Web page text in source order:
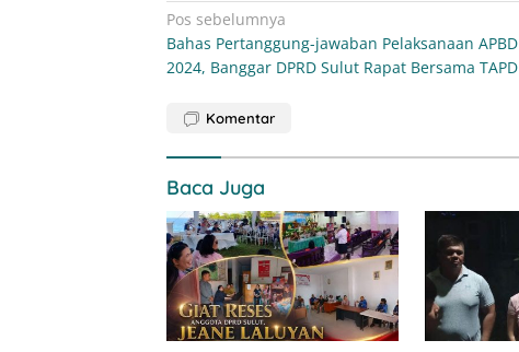
Navigasi
pos
Pos sebelumnya
Bahas Pertanggung-jawaban Pelaksanaan APBD
2024, Banggar DPRD Sulut Rapat Bersama TAPD
Komentar
Baca Juga